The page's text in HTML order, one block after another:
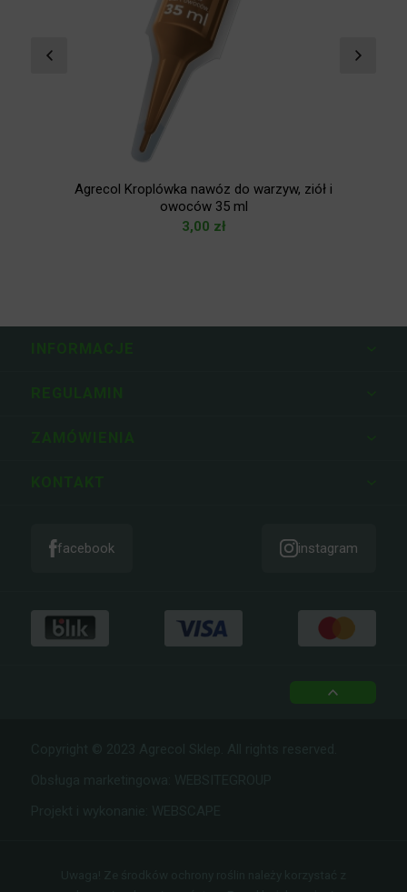
Agrecol Kroplówka nawóz do warzyw, ziół i
owoców 35 ml
3,00 zł
facebook instagram